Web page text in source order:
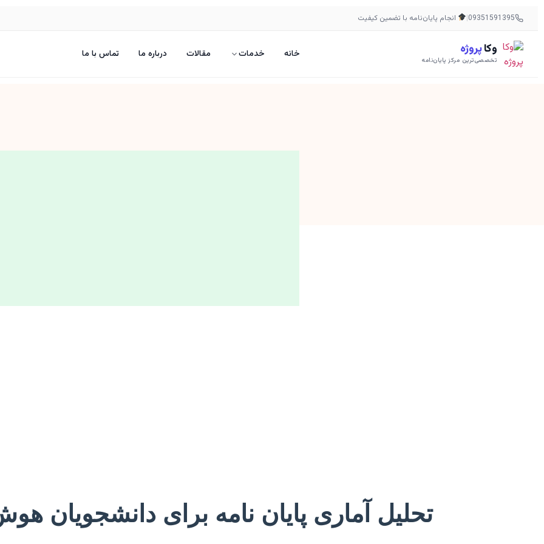
09351591395
| انجام پایان‌نامه با تضمین کیفیت
وکاپروژه
تخصصی‌ترین مرکز پایان‌نامه خانه خدمات مقالات درباره ما تماس با ما
تحلیل آماری پایان نامه برای دانشجویان